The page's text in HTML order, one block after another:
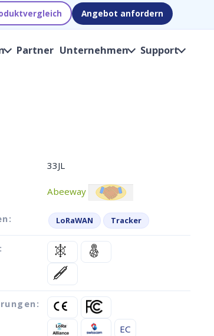
Angebot anfordern
Partner Unternehmen Support
33JL
Abeeway
LoRaWAN Tracker
EC